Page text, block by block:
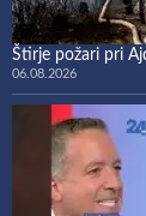
Štirje požari pri
06.08.2026